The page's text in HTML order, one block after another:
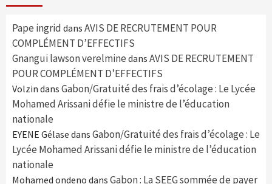
Pape ingrid dans AVIS DE RECRUTEMENT POUR
COMPLÉMENT D’EFFECTIFS
Gnangui lawson verelmine dans AVIS DE RECRUTEMENT
POUR COMPLÉMENT D’EFFECTIFS
Volzin dans Gabon/Gratuité des frais d’écolage : Le Lycée
Mohamed Arissani défie le ministre de l’éducation
nationale
EYENE Gélase dans Gabon/Gratuité des frais d’écolage : Le
Lycée Mohamed Arissani défie le ministre de l’éducation
nationale
Mohamed ondeno dans Gabon : La SEEG sommée de payer